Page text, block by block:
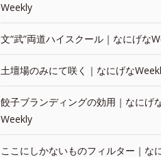
Weekly
文“武”両道ハイスクール｜なにげな
土壇場のみにて咲く｜なにげな
餃子ブランディングの効用｜なにげ
Weekly
ここにしかないものフィルター｜な